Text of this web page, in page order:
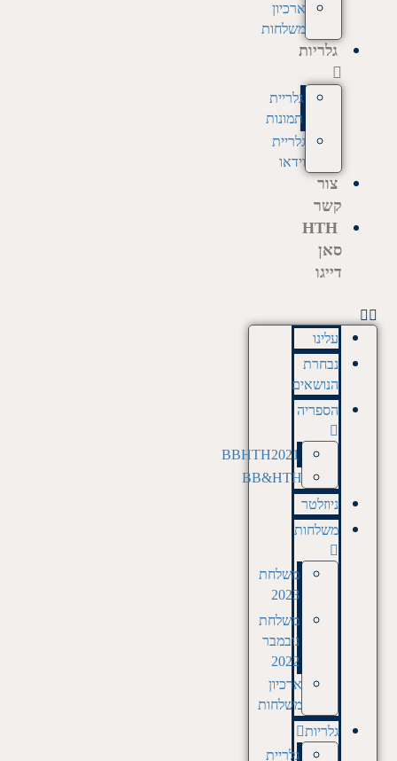
ארכיון
משלחות
גלריות
גלריית
תמונות
גלריית
וידאו
צור
קשר
HTH
סאן
דייגו
עלינו
נבחרת
הנושאים
הספריה
BBHTH2021
BB&HTH
ניוזלטר
משלחות
משלחת
2023
משלחת
נובמבר
2022
ארכיון
משלחות
גלריות
גלריית